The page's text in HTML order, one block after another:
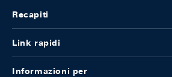
Recapiti
Link rapidi
Informazioni per